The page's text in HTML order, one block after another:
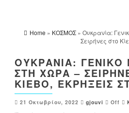
Home » ΚΟΣΜΟΣ » Ουκρανία:
Σειρήνες στο
ΟΥΚΡΑΝΊΑ:
ΣΤΗ ΧΏΡΑ –
ΚΊΕΒΟ, ΕΚΡΉΞΕΙΣ
21 Οκτωβρίου, 2022 gjouvi Off